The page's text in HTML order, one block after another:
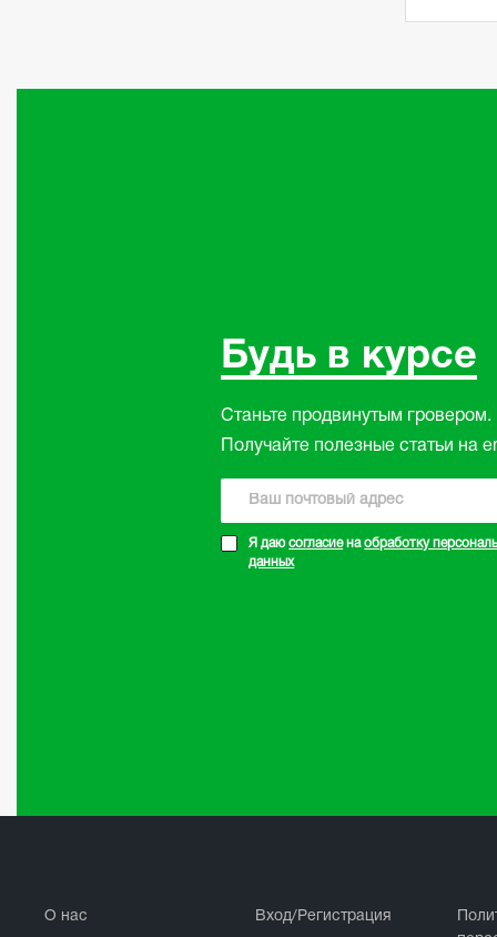
Будь в курсе
Станьте продвинутым гровером.
Получайте полезные статьи на
Я даюсогласиенаобработку
данных
☆
☆
☆
☆
02.09.2024
О нас Вход/Регистрация